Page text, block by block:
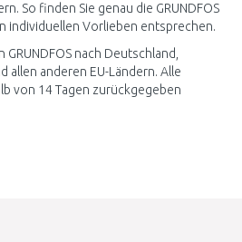
So finden Sie genau die GRUNDFOS
individuellen Vorlieben entsprechen.
nach Deutschland,
allen anderen EU-Ländern. Alle
von 14 Tagen zurückgegeben